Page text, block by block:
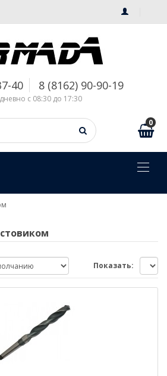
40 8 (8162) 90-90-19
с 08:30 до 17:30
0
Показать: